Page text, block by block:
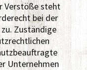
Verstöße steht
bei der
Zuständige
Unternehmen